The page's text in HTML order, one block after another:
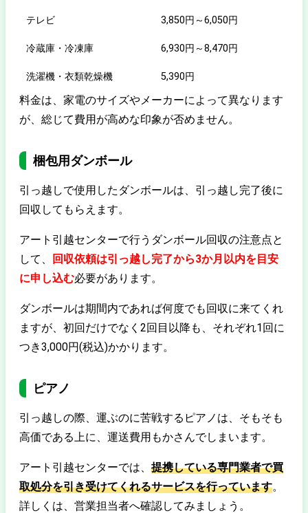
テレビ 3,850円～6,050円
冷蔵庫・冷凍庫 6,930円～8,470円
洗濯機・衣類乾燥機 5,390円
料金は、家電のサイズやメーカーによって異なります
が、総じて費用が高めな印象が否めません。
梱包用ダンボール
引っ越しで使用したダンボールは、引っ越し完了後に
回収してもらえます。
アート引越センターで行うダンボール回収の注意点と
して、
回収依頼は引っ越し完了から3か月以内を目安
に申し込む必要があります。
ダンボールは期間内であれば何度でも回収に来てくれ
ますが、初回だけでなく2回目以降も、それぞれ1回に
つき3,000円(税込)かかります。
ピアノ
引っ越しの際、運ぶのに苦戦するピアノは、そもそも
高価である上に、運送費用もかさんでしまいます。
アート引越センターでは、 提携している専門業者で買
取処分を引き受けてくれるサービスを行っています。
詳しくは、営業担当者へ確認してみましょう。